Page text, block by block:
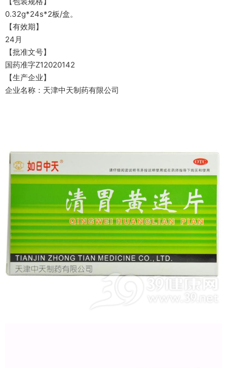
0.32g*24s*2板/盒。
【有效期】
24月
【批准文号】
国药准字Z12020142
【生产企业】
企业名称：天津中天制药有限公司